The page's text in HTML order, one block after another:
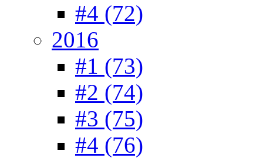
#4 (72)
2016
#1 (73)
#2 (74)
#3 (75)
#4 (76)